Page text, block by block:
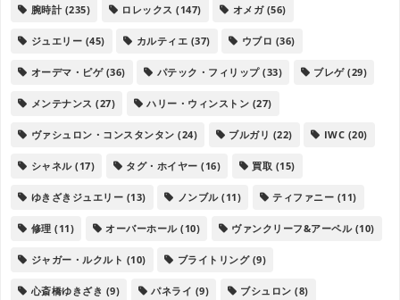
腕時計(235) ロレックス (147) オメガ(56)
ジュエリー (45) カルティエ (37) ウブロ (36)
オーデマ・ピゲ(36) パテック・フィリップ(33) ブレゲ(29)
メンテナンス (27) ハリー・ウィンストン (27)
ヴァシュロン・コンスタンタン (24) ブルガリ (22) IWC (20)
シャネル(17) タグ・ホイヤー (16) 買取 (15)
ゆきざきジュエリー (13) ノンブル(11) ティファニー (11)
修理 (11) オーバーホール(10) ヴァンクリーフ&アーペル(10)
ジャガー・ルクルト (10) ブライトリング(9)
心斎橋ゆきざき (9) パネライ (9) ブシュロン (8)